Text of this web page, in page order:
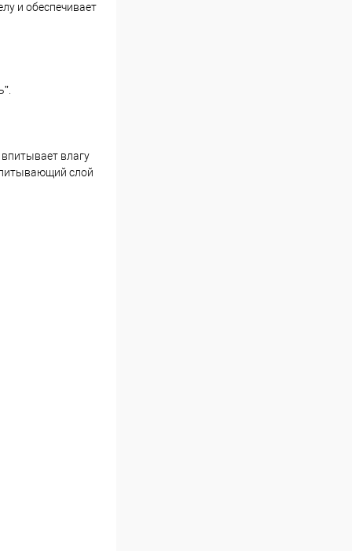
и обеспечивает
влагу
слой